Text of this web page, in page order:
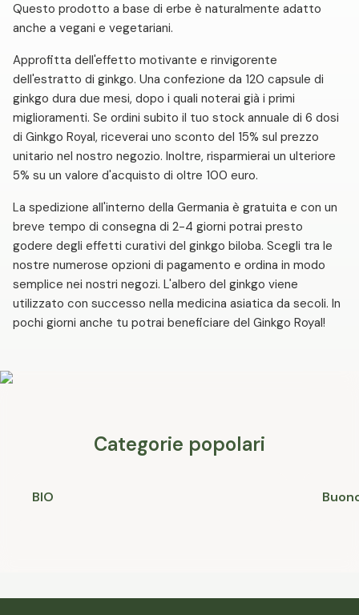
Questo prodotto a base di erbe è naturalmente adatto
anche a vegani e vegetariani.
Approfitta dell'effetto motivante e rinvigorente
dell'estratto di ginkgo. Una confezione da 120 capsule di
ginkgo dura due mesi, dopo i quali noterai già i primi
miglioramenti. Se ordini subito il tuo stock annuale di 6 dosi
di Ginkgo Royal, riceverai uno sconto del 15% sul prezzo
unitario nel nostro negozio. Inoltre, risparmierai un ulteriore
5% su un valore d'acquisto di oltre 100 euro.
La spedizione all'interno della Germania è gratuita e con un
breve tempo di consegna di 2-4 giorni potrai presto
godere degli effetti curativi del ginkgo biloba. Scegli tra le
nostre numerose opzioni di pagamento e ordina in modo
semplice nei nostri negozi. L'albero del ginkgo viene
utilizzato con successo nella medicina asiatica da secoli. In
pochi giorni anche tu potrai beneficiare del Ginkgo Royal!
Categorie popolari
BIO